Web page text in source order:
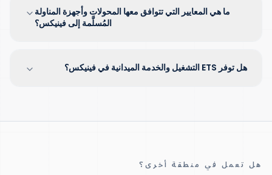
ما هي المعايير التي تتوافق معها المحولات وأجهزة المناولة
المُسلَّمة إلى فينيكس؟
هل توفر ETS التشغيل والخدمة الميدانية في فينيكس؟
هل تعمل في منطقة أخرى؟